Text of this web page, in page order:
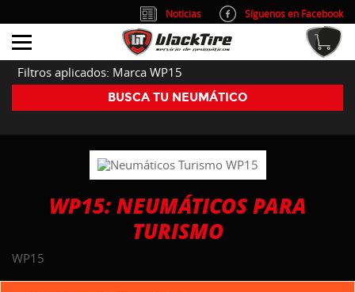
Filtros aplicados: Marca WP15
BUSCA TU NEUMÁTICO
WP15: NEUMÁTICOS PARA
TURISMO
WP15
Noticias
Síguenos en Facebook
info@blacktire.es
914 353 309
Atención al cliente: L/V 9:00-14:00 y 15:00-19:00